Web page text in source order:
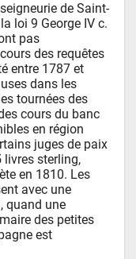
de Saint-
loi 9 George IV c.
pas
des requêtes
entre 1787 et
dans les
tournées des
cours du banc
en région
juges de paix
livres sterling,
en 1810. Les
avec une
quand une
des petites
est